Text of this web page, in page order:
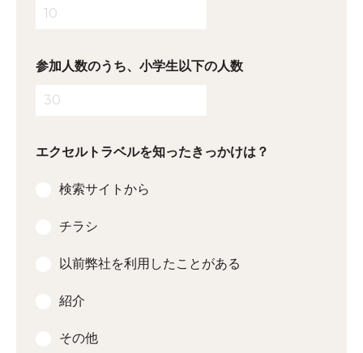
参加人数のうち、小学生以下の人数
エクセルトラベルを知ったきっかけは？
検索サイトから
チラシ
以前弊社を利用したことがある
紹介
その他